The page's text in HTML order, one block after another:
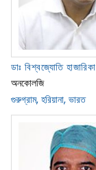
ডাঃ বিশ্বজ্যোতি হাজারিকা
অনকোলজি
গুরুগ্রাম, হরিয়ানা, ভারত